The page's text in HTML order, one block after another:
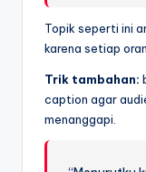
Topik seperti ini
karena setiap
Trik tambahan:
caption agar
menanggapi.